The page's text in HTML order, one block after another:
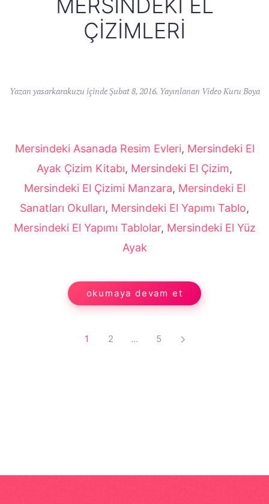
MERSINDEKI EL
ÇIZIMLERI
Yazan yasarkarakuzu içindeŞubat 8, 2016. Yayınlanan Video Kuru Boya
Mersindeki Asanada Resim Evleri, Mersindeki El
Ayak Çizim Kitabı, Mersindeki El Çizim,
Mersindeki El Çizimi Manzara, Mersindeki El
Sanatları Okulları, Mersindeki El Yapımı Tablo,
Mersindeki El Yapımı Tablolar, Mersindeki El Yüz
Ayak
okumaya devam et
1 2 … 5